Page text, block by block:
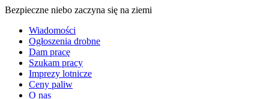
Bezpieczne niebo zaczyna się na ziemi
Wiadomości
Ogłoszenia drobne
Dam pracę
Szukam pracy
Imprezy lotnicze
Ceny paliw
O nas